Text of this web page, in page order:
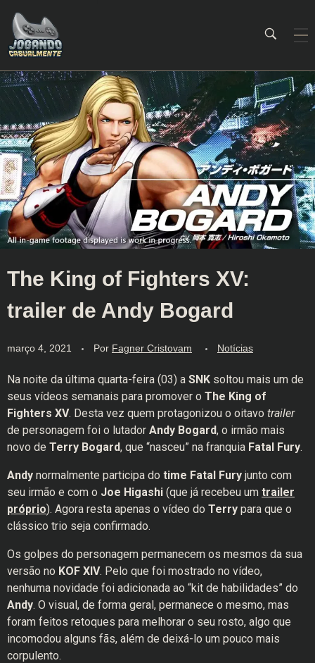
Jogando Casualmente
Conteúdo family friendly sobre games! Desde 2019 analisando jogos.
The King of Fighters XV:
trailer de Andy Bogard
março 4, 2021 Por Fagner Cristovam Notícias
Na noite da última quarta-feira (03) a SNK soltou mais um de
seus vídeos semanais para promover o The King of
Fighters XV. Desta vez quem protagonizou o oitavo trailer
de personagem foi o lutador Andy Bogard, o irmão mais
novo de Terry Bogard, que “nasceu” na franquia Fatal Fury.
Andy normalmente participa do time Fatal Fury junto com
seu irmão e com o Joe Higashi (que já recebeu um trailer
próprio). Agora resta apenas o vídeo do Terry para que o
clássico trio seja confirmado.
Os golpes do personagem permanecem os mesmos da sua
versão no KOF XIV. Pelo que foi mostrado no vídeo,
nenhuma novidade foi adicionada ao “kit de habilidades” do
Andy. O visual, de forma geral, permanece o mesmo, mas
foram feitos retoques para melhorar o seu rosto, algo que
incomodou alguns fãs, além de deixá-lo um pouco mais
corpulento.